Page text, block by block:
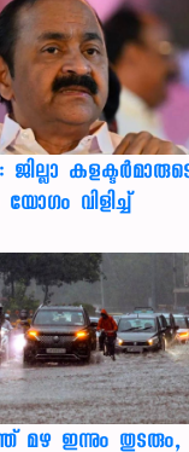
ജില്ലാ
വിളിച്ച്
മഴ ഇന്നും തുടരും,